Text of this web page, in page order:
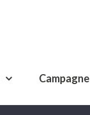
Campagne